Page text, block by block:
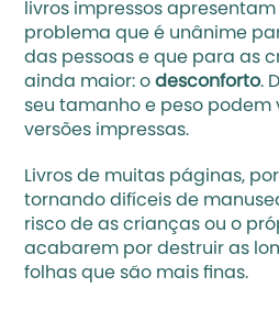
livros impressos
problema que é unânime
das pessoas e que para as
ainda maior: o desconforto.
seu tamanho e peso podem
versões impressas.
Livros de muitas páginas,
tornando difíceis de
risco de as crianças ou o
acabarem por destruir as
folhas que são mais finas.